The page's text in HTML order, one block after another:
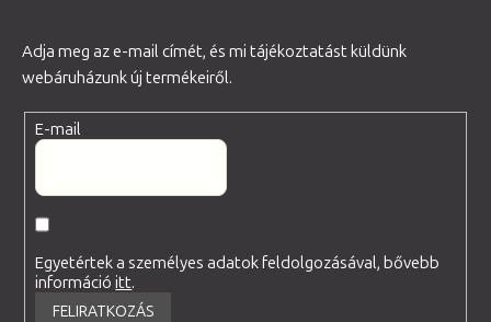
Adja meg az e-mail címét, és mi tájékoztatást küldünk
webáruházunk új termékeiről.
E-mail
Egyetértek a személyes adatok feldolgozásával, bővebb
információitt.
FELIRATKOZÁS